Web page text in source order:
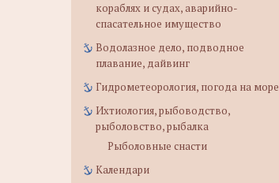
кораблях и судах, аварийно-
спасательное имущество
Водолазное дело, подводное
плавание, дайвинг
Гидрометеорология, погода на море
Ихтиология, рыбоводство,
рыболовство, рыбалка
Рыболовные снасти
Календари